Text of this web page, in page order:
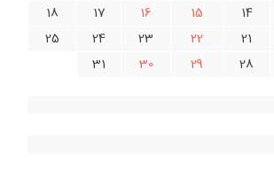
14
15
16
17
18
21
22
23
24
25
28
29
30
31